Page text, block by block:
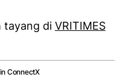
tayang di VRITIMES
ConnectX